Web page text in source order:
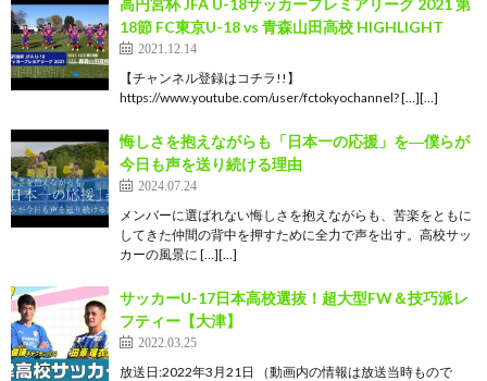
18節 FC東京U-18 vs 青森山田高校 HIGHLIGHT
2021.12.14
【チャンネル登録はコチラ!!】
https://www.youtube.com/user/fctokyochannel? […][…]
悔しさを抱えながらも「日本一の応援」を―僕らが
今日も声を送り続ける理由
2024.07.24
メンバーに選ばれない悔しさを抱えながらも、苦楽をともに
してきた仲間の背中を押すために全力で声を出す。高校サッ
カーの風景に […][…]
サッカーU-17日本高校選抜！超大型FW＆技巧派レ
フティー【大津】
2022.03.25
放送日:2022年3月21日 （動画内の情報は放送当時もので